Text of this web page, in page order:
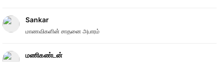
Sankar
மாணவிகளின் சாதனை அபாரம்
மணிகண்டன்